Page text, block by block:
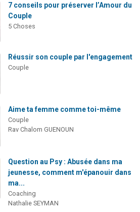
7 conseils pour préserver l’Amour du
Couple
5 Choses
Réussir son couple par l'engagement
Couple
Aime ta femme comme toi-même
Couple
Rav Chalom GUENOUN
Question au Psy : Abusée dans ma
jeunesse, comment m'épanouir dans
ma...
Coaching
Nathalie SEYMAN